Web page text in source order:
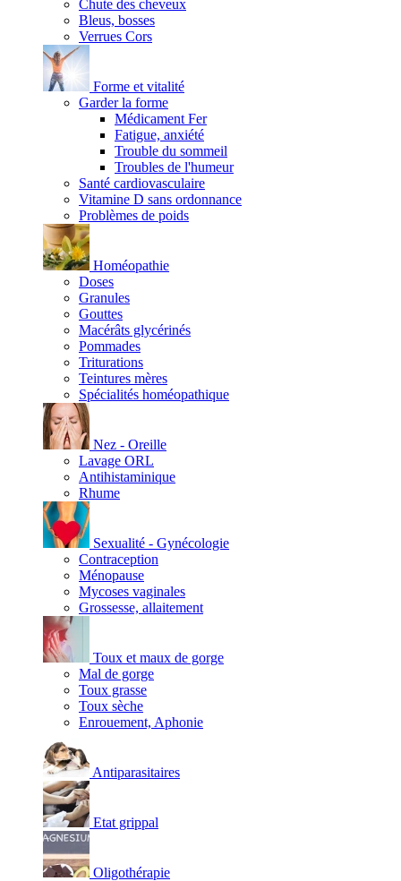
Chute des cheveux
Bleus, bosses
Verrues Cors
Forme et vitalité
Garder la forme
Médicament Fer
Fatigue, anxiété
Trouble du sommeil
Troubles de l'humeur
Santé cardiovasculaire
Vitamine D sans ordonnance
Problèmes de poids
Homéopathie
Doses
Granules
Gouttes
Macérâts glycérinés
Pommades
Triturations
Teintures mères
Spécialités homéopathique
Nez - Oreille
Lavage ORL
Antihistaminique
Rhume
Sexualité - Gynécologie
Contraception
Ménopause
Mycoses vaginales
Grossesse, allaitement
Toux et maux de gorge
Mal de gorge
Toux grasse
Toux sèche
Enrouement, Aphonie
Antiparasitaires
Etat grippal
Oligothérapie